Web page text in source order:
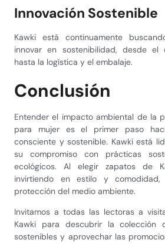
Innovación Sostenible
Kawki está continuamente
innovar en sostenibilidad, desde el
hasta la logística y el embalaje.
Conclusión
Entender el impacto ambiental de la
para mujer es el primer paso
consciente y sostenible. Kawki está
su compromiso con prácticas
ecológicos. Al elegir zapatos de
invirtiendo en estilo y
protección del medio ambiente.
Invitamos a todas las lectoras a
Kawki para descubrir la colección
sostenibles y aprovechar las